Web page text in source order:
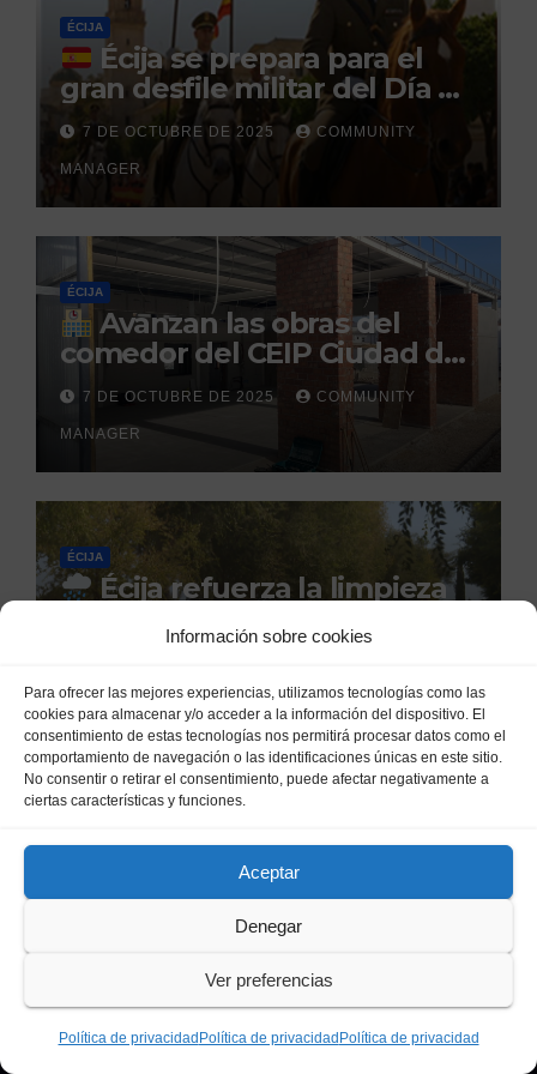
Información sobre cookies
Para ofrecer las mejores experiencias, utilizamos tecnologías como las
cookies para almacenar y/o acceder a la información del dispositivo. El
consentimiento de estas tecnologías nos permitirá procesar datos como el
comportamiento de navegación o las identificaciones únicas en este sitio.
No consentir o retirar el consentimiento, puede afectar negativamente a
ciertas características y funciones.
Aceptar
Denegar
Ver preferencias
Política de privacidad Política de privacidad Política de privacidad
ÉCIJA
Écija se prepara para el
gran desfile militar del Día de
la Hispanidad organizado por
el Centro Militar de Cría
Caballar
7 DE OCTUBRE DE 2025 COMMUNITY
MANAGER
ÉCIJA
Avanzan las obras del
comedor del CEIP Ciudad del
Sol: su finalización está
prevista para finales de 2025
7 DE OCTUBRE DE 2025 COMMUNITY
MANAGER
ÉCIJA
Écija refuerza la limpieza
la llegada de las lluvias
otoñales
MANAGER